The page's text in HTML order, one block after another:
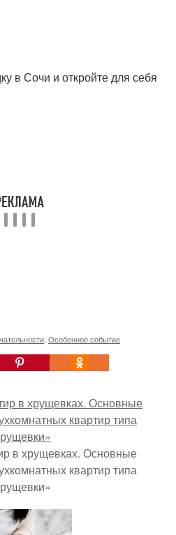
в Сочи и откройте для себя
Особенное событие
в хрущевках. Основные
квартир типа